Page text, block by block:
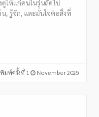
ดูให้แก่คนในรุ่นถัดไป
, รู้จัก, และมั่นใจต่อสิ่งที่
พิมพ์ครั้งที่ 1 November 2025